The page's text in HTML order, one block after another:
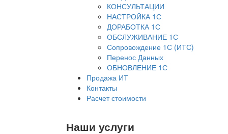
КОНСУЛЬТАЦИИ
НАСТРОЙКА 1С
ДОРАБОТКА 1С
ОБСЛУЖИВАНИЕ 1С
Сопровождение 1С (ИТС)
Перенос Данных
ОБНОВЛЕНИЕ 1С
Продажа ИТ
Контакты
Расчет стоимости
Наши услуги